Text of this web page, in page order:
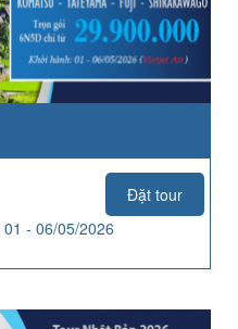
Đặt tour
01 - 06/05/2026